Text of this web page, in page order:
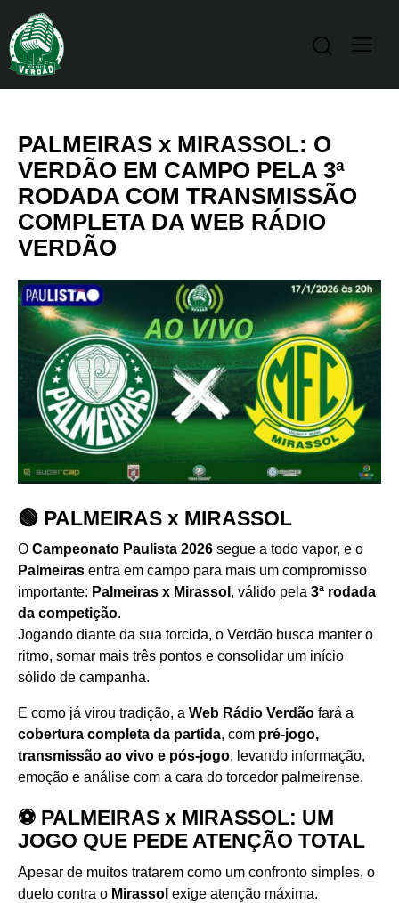
PALMEIRAS x MIRASSOL: O
VERDÃO EM CAMPO PELA 3ª
RODADA COM TRANSMISSÃO
COMPLETA DA WEB RÁDIO
VERDÃO
🟢 PALMEIRAS x MIRASSOL
O Campeonato Paulista 2026 segue a todo vapor, e o
Palmeiras entra em campo para mais um compromisso
importante: Palmeiras x Mirassol , válido pela 3ª rodada
da competição.
Jogando diante da sua torcida, o Verdão busca manter o
ritmo, somar mais três pontos e consolidar um início
sólido de campanha.
E como já virou tradição, a Web Rádio Verdão fará a
cobertura completa da partida, com pré-jogo,
transmissão ao vivo e pós-jogo, levando informação,
emoção e análise com a cara do torcedor palmeirense.
⚽ PALMEIRAS x MIRASSOL: UM
JOGO QUE PEDE ATENÇÃO TOTAL
Apesar de muitos tratarem como um confronto simples, o
duelo contra o Mirassol exige atenção máxima.